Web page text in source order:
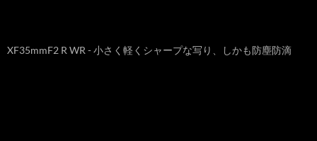
XF35mmF2 R WR - 小さく軽くシャープな写り、しかも防塵防滴